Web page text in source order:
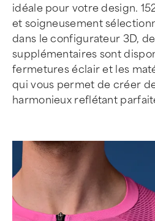
idéale pour votre design.
et soigneusement
dans le configurateur 3D,
supplémentaires sont
fermetures éclair et les
qui vous permet de créer
harmonieux reflétant